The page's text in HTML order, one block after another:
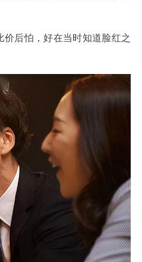
后怕，好在当时知道脸红之